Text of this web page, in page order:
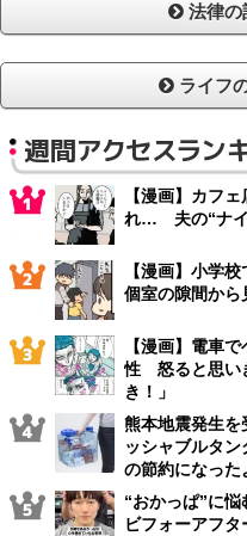
法律の
ライフ
週間アクセスラン
【漫画】カフ
れ… 夫の“ナイ
【漫画】小学
個室の隙間から
【漫画】電車
性 怒ると思い
き！」
熊本地震発生を
ッシャブルタ
の節約になった
“おかっぱ”に
ビフォーアフ